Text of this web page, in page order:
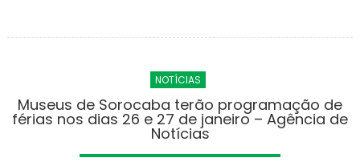
casos
da
Covid-
19,
85.283
NOTÍCIAS
Museus de Sorocaba terão programação de
férias nos dias 26 e 27 de janeiro – Agência de
Notícias